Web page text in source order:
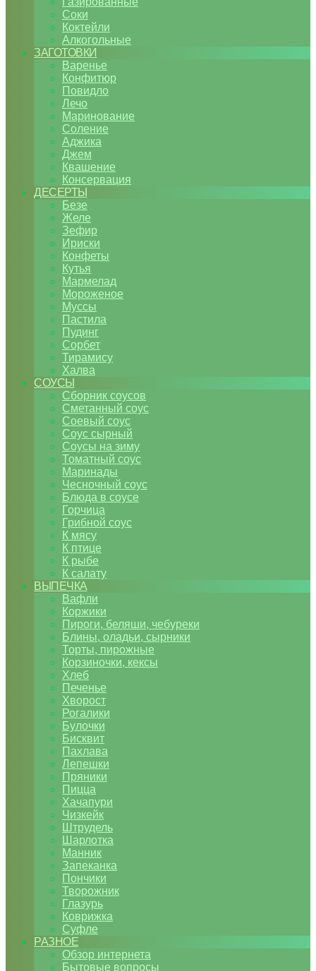
Соки
Коктейли
Алкогольные
ЗАГОТОВКИ
Варенье
Конфитюр
Повидло
Лечо
Маринование
Соление
Аджика
Джем
Квашение
Консервация
ДЕСЕРТЫ
Безе
Желе
Зефир
Ириски
Конфеты
Кутья
Мармелад
Мороженое
Муссы
Пастила
Пудинг
Сорбет
Тирамису
Халва
СОУСЫ
Сборник соусов
Сметанный соус
Соевый соус
Соус сырный
Соусы на зиму
Томатный соус
Маринады
Чесночный соус
Блюда в соусе
Горчица
Грибной соус
К мясу
К птице
К рыбе
К салату
ВЫПЕЧКА
Вафли
Коржики
Пироги, беляши, чебуреки
Блины, оладьи, сырники
Торты, пирожные
Корзиночки, кексы
Хлеб
Печенье
Хворост
Рогалики
Булочки
Бисквит
Пахлава
Лепешки
Пряники
Пицца
Хачапури
Чизкейк
Штрудель
Шарлотка
Манник
Запеканка
Пончики
Творожник
Глазурь
Коврижка
Суфле
РАЗНОЕ
Обзор интернета
Бытовые вопросы